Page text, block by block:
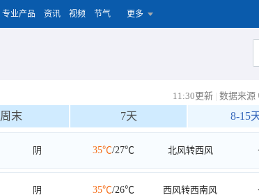
专业产品 资讯 视频 节气 更多
11:30更新 | 数据来源
周末 7天 8-15
阴 35℃/27℃ 北风转西风
阴 35℃/26℃ 西风转西南风